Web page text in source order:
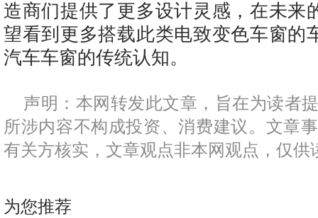
造商们提供了更多设计灵感，在未来
望看到更多搭载此类电致变色车窗的
汽车车窗的传统认知。
声明：本网转发此文章，旨在为读者
所涉内容不构成投资、消费建议。文章
有关方核实，文章观点非本网观点，仅供
为您推荐